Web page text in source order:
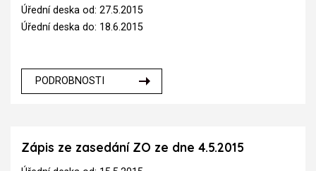
Úřední deska od: 27.5.2015
Úřední deska do: 18.6.2015
PODROBNOSTI
Zápis ze zasedání ZO ze dne 4.5.2015